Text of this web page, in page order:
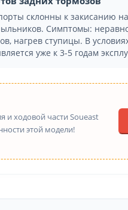
склонны к закисанию
Симптомы:
нагрев ступицы. В
уже к 3-5 годам
и ходовой части Soueast
этой модели!